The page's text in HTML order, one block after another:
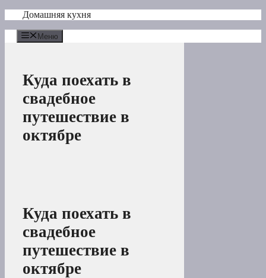
Перейти
содержимому
Домашняя кухня
Меню
Куда поехать в
свадебное
путешествие в
октябре
Куда поехать в
свадебное
путешествие в
октябре